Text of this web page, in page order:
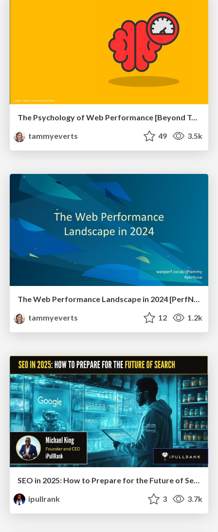
The Psychology of Web Performance [Beyond Tellerrand 2023]
tammyeverts
49 3.5k
The Web Performance Landscape in 2024 [PerfNow 2024]
tammyeverts
12 1.2k
SEO in 2025: How to Prepare for the Future of Search
ipullrank
3 3.7k